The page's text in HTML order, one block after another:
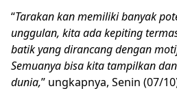
“Tarakan kan memiliki banyak
unggulan, kita ada kepiting
batik yang dirancang dengan
Semuanya bisa kita tampilkan
dunia,” ungkapnya, Senin (07/